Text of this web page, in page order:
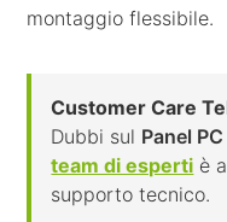
montaggio flessibile.
Customer Care
Dubbi sul Panel
team di esperti è
supporto tecnico.